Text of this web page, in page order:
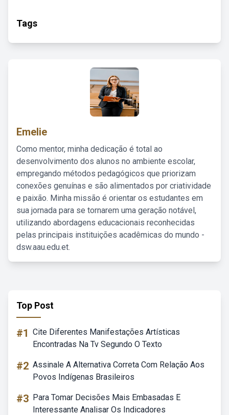
Tags
Emelie
Como mentor, minha dedicação é total ao
desenvolvimento dos alunos no ambiente escolar,
empregando métodos pedagógicos que priorizam
conexões genuínas e são alimentados por criatividade
e paixão. Minha missão é orientar os estudantes em
sua jornada para se tornarem uma geração notável,
utilizando abordagens educacionais reconhecidas
pelas principais instituições acadêmicas do mundo -
dsw.aau.edu.et.
Top Post
#1 Cite Diferentes Manifestações Artísticas
Encontradas Na Tv Segundo O Texto
#2 Assinale A Alternativa Correta Com Relação Aos
Povos Indígenas Brasileiros
#3 Para Tomar Decisões Mais Embasadas E
Interessante Analisar Os Indicadores